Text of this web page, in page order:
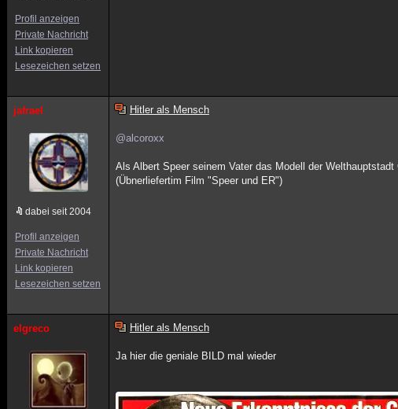
Profil anzeigen
Private Nachricht
Link kopieren
Lesezeichen setzen
jafrael
dabei seit 2004
Profil anzeigen
Private Nachricht
Link kopieren
Lesezeichen setzen
Hitler als Mensch
@alcoroxx
Als Albert Speer seinem Vater das Modell der
(Übnerliefertim Film "Speer und ER")
elgreco Hitler als Mensch
Ja hier die geniale BILD mal wieder